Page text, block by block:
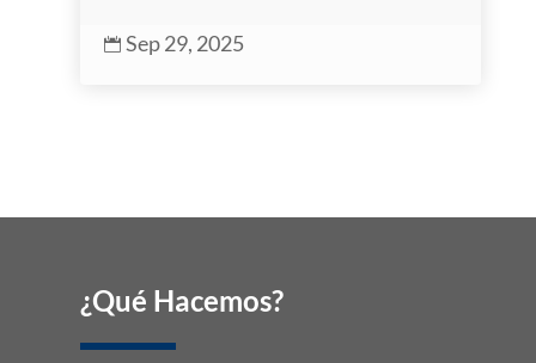
 Sep 29, 2025
¿Qué Hacemos?